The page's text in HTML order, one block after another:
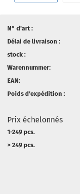
N° d'art :
Délai de livraison :
stock :
Warennummer:
EAN:
Poids d'expédition :
Prix échelonnés
1-249 pcs.
> 249 pcs.